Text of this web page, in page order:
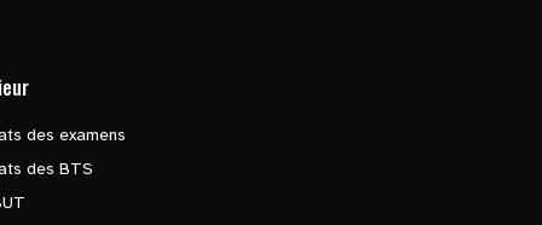
des examens
des BTS